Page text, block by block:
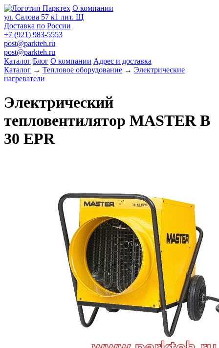
О компании
ул. Салова 57 к1 лит. Щ
Доставка по России
+7 (921) 983-5553
post@parkteh.ru
post@parkteh.ru
Каталог Блог О компании Адрес и доставка
Каталог → Тепловое оборудование → Электрические
нагреватели
Электрический
тепловентилятор MASTER B
30 EPR